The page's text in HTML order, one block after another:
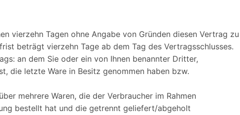
vierzehn Tagen ohne Angabe von Gründen diesen Vertrag zu
beträgt vierzehn Tage ab dem Tag des Vertragsschlusses.
an dem Sie oder ein von Ihnen benannter Dritter,
die letzte Ware in Besitz genommen haben bzw.
mehrere Waren, die der Verbraucher im Rahmen
bestellt hat und die getrennt geliefert/abgeholt